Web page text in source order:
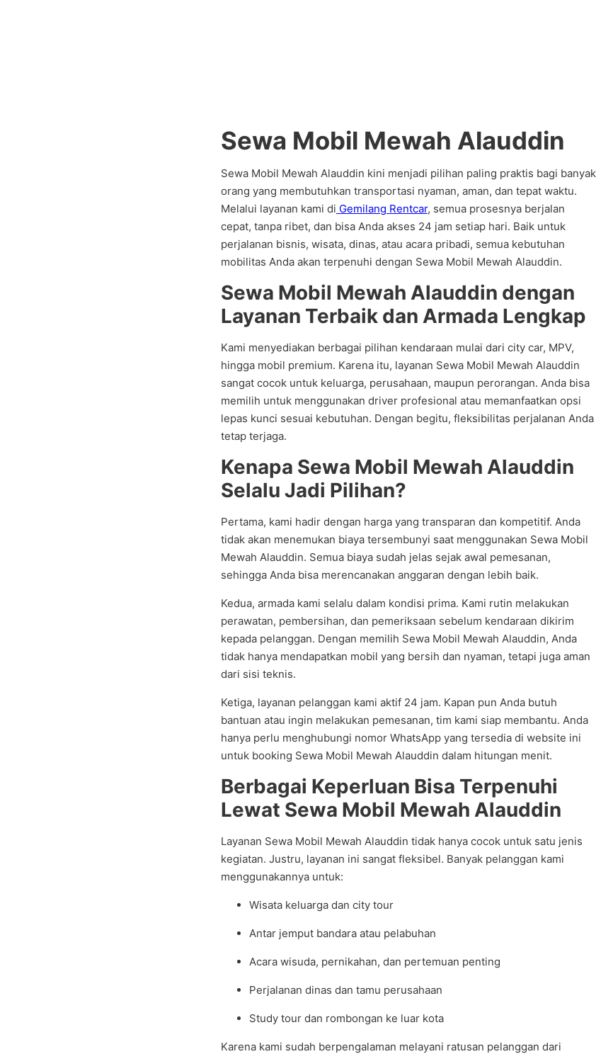
Sewa Mobil Mewah Alauddin
Sewa Mobil Mewah Alauddin kini menjadi pilihan paling praktis bagi banyak
orang yang membutuhkan transportasi nyaman, aman, dan tepat waktu.
Melalui layanan kami di Gemilang Rentcar, semua prosesnya berjalan
cepat, tanpa ribet, dan bisa Anda akses 24 jam setiap hari. Baik untuk
perjalanan bisnis, wisata, dinas, atau acara pribadi, semua kebutuhan
mobilitas Anda akan terpenuhi dengan Sewa Mobil Mewah Alauddin.
Sewa Mobil Mewah Alauddin dengan
Layanan Terbaik dan Armada Lengkap
Kami menyediakan berbagai pilihan kendaraan mulai dari city car, MPV,
hingga mobil premium. Karena itu, layanan Sewa Mobil Mewah Alauddin
sangat cocok untuk keluarga, perusahaan, maupun perorangan. Anda bisa
memilih untuk menggunakan driver profesional atau memanfaatkan opsi
lepas kunci sesuai kebutuhan. Dengan begitu, fleksibilitas perjalanan Anda
tetap terjaga.
Kenapa Sewa Mobil Mewah Alauddin
Selalu Jadi Pilihan?
Pertama, kami hadir dengan harga yang transparan dan kompetitif. Anda
tidak akan menemukan biaya tersembunyi saat menggunakan Sewa Mobil
Mewah Alauddin. Semua biaya sudah jelas sejak awal pemesanan,
sehingga Anda bisa merencanakan anggaran dengan lebih baik.
Kedua, armada kami selalu dalam kondisi prima. Kami rutin melakukan
perawatan, pembersihan, dan pemeriksaan sebelum kendaraan dikirim
kepada pelanggan. Dengan memilih Sewa Mobil Mewah Alauddin, Anda
tidak hanya mendapatkan mobil yang bersih dan nyaman, tetapi juga aman
dari sisi teknis.
Ketiga, layanan pelanggan kami aktif 24 jam. Kapan pun Anda butuh
bantuan atau ingin melakukan pemesanan, tim kami siap membantu. Anda
hanya perlu menghubungi nomor WhatsApp yang tersedia di website ini
untuk booking Sewa Mobil Mewah Alauddin dalam hitungan menit.
Berbagai Keperluan Bisa Terpenuhi
Lewat Sewa Mobil Mewah Alauddin
Layanan Sewa Mobil Mewah Alauddin tidak hanya cocok untuk satu jenis
kegiatan. Justru, layanan ini sangat fleksibel. Banyak pelanggan kami
menggunakannya untuk:
Wisata keluarga dan city tour
Antar jemput bandara atau pelabuhan
Acara wisuda, pernikahan, dan pertemuan penting
Perjalanan dinas dan tamu perusahaan
Study tour dan rombongan ke luar kota
Karena kami sudah berpengalaman melayani ratusan pelanggan dari